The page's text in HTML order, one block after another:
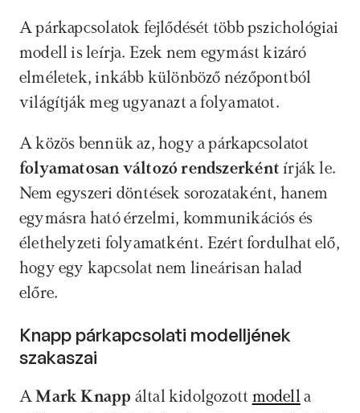
A párkapcsolatok fejlődését több pszichológiai
modell is leírja. Ezek nem egymást kizáró
elméletek, inkább különböző nézőpontból
világítják meg ugyanazt a folyamatot.
folyamatosan változó rendszerként írják le.
Nem egyszeri döntések sorozataként, hanem
egymásra ható érzelmi, kommunikációs és
élethelyzeti folyamatként. Ezért fordulhat elő,
hogy egy kapcsolat nem lineárisan halad
előre.
Knapp párkapcsolati modelljének
szakaszai
A Mark Knapp által kidolgozott modell a